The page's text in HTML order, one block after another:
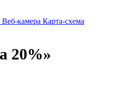
Веб-камера Карта-схема
20%»